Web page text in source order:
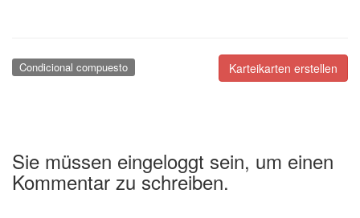
Karteikarten erstellen
Condicional compuesto
Sie müssen eingeloggt sein, um einen
Kommentar zu schreiben.